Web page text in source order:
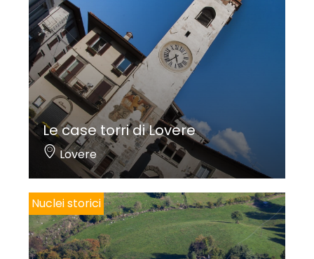
Le case torri di Lovere
Lovere
Nuclei storici